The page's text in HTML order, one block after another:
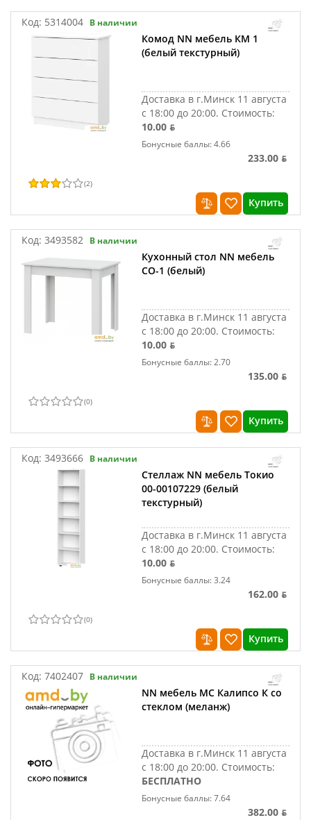
Код: 5314004 В наличии
Комод NN мебель КМ 1
(белый текстурный)
Доставка в г.Минск 11 августа
с 18:00 до 20:00. Стоимость:
10.00 ƃ
Бонусные баллы: 4.66
233.00 ƃ
(2)
Купить
Код: 3493582 В наличии
Кухонный стол NN мебель
СО-1 (белый)
Доставка в г.Минск 11 августа
с 18:00 до 20:00. Стоимость:
10.00 ƃ
Бонусные баллы: 2.70
135.00 ƃ
(0)
Купить
Код: 3493666 В наличии
Стеллаж NN мебель Токио
00-00107229 (белый
текстурный)
Доставка в г.Минск 11 августа
с 18:00 до 20:00. Стоимость:
10.00 ƃ
Бонусные баллы: 3.24
162.00 ƃ
(0)
Купить
Код: 7402407 В наличии
NN мебель МС Калипсо К со
стеклом (меланж)
Доставка в г.Минск 11 августа
с 18:00 до 20:00. Стоимость:
БЕСПЛАТНО
Бонусные баллы: 7.64
382.00 ƃ